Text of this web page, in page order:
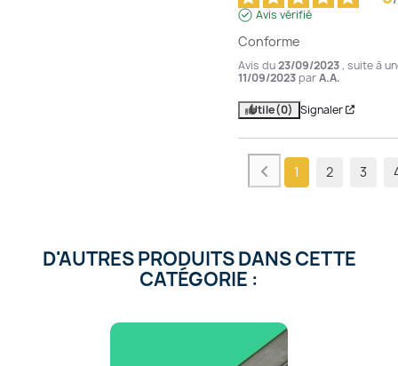
Avis vérifié
Conforme
Avis du23/09/2023, suite à
11/09/2023 parA.A.
Utile(0) Signaler
1 2 3
D'AUTRES PRODUITS DANS CETTE
CATÉGORIE :